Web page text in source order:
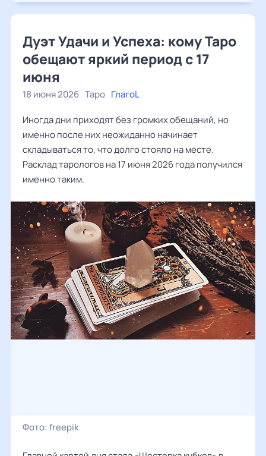
Дуэт Удачи и Успеха: кому Таро
обещают яркий период с 17
июня
18 июня 2026 Таро ГлагоL
Иногда дни приходят без громких обещаний, но
именно после них неожиданно начинает
складываться то, что долго стояло на месте.
Расклад тарологов на 17 июня 2026 года получился
именно таким.
Фото: freepik